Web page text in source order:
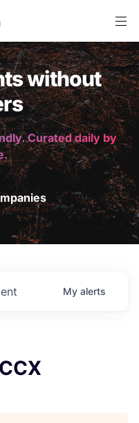
without
Curated daily by
My alerts